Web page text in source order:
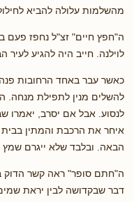
מהשלמות עלולה להביא
ה"חפץ חיים" זצ"ל נחפז פעם
לוילנה. חייב היה להגיע לעיר
כאשר עבר באחד הרחובות
להשלים מנין לתפילת מנחה.
לנסוע. אבל אם יסרב, יאמרו
איחר את הרכבת והמתין
הבאה. ובלבד שלא ייגרם שמץ
ה"חתם סופר" ראה קשר הדוק
דבר שבקדושה לבין יראת